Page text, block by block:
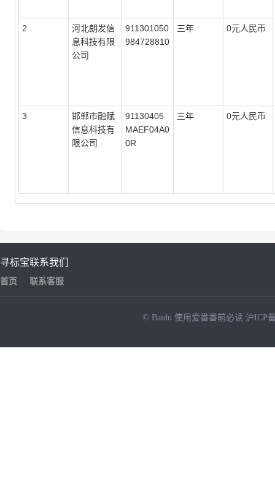
2
河北朗发信
息科技有限
公司
911301050
984728810
三年 0元人民币
3
邯郸市融赋
信息科技有
限公司
91130405
MAEF04A0
0R
三年 0元人民币
寻标宝
首页
联系我们
联系客服
© Baidu 使用爱番番前必读 沪ICP